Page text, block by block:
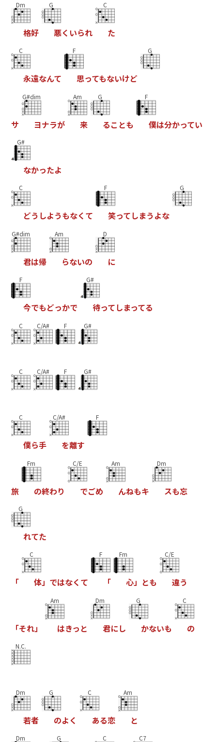
Dm
格好
G
悪く いられ
C
た
C
永遠なんて
F
思ってもないけど
G
サ
G#dim
ヨナラが
Am
来
G
るこ とも
F
僕は分かってい
G#
なかったよ
C
どう しようもなく て
F
笑ってしまう よな
G
G#dim
君は帰
Am
らないの
D
に
F
今でもどっかで
G#
待ってしまってる
C C/A# F G#
C C/A# F G#
C
僕ら手
C/A#
を離す
F
旅
Fm
の終わり
C/E
でごめ
Am
んねもキ
Dm
スも忘
G
れてた
「
C
体」 ではなく て
F
「
Fm
心」 とも
C/E
違う
「それ」
Am
はきっ と
Dm
君にし
G
かないも
C
の
N.C.
Dm
若者
G
のよ く
C
ある恋
Am
と
Dm G C C7